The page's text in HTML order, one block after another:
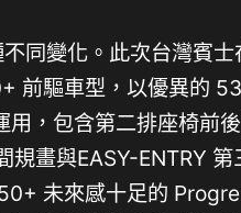
同變化。此次台灣賓
前驅車型，以優異的
，包含第二排座椅前
畫與EASY-ENTRY 第
未來感十足的